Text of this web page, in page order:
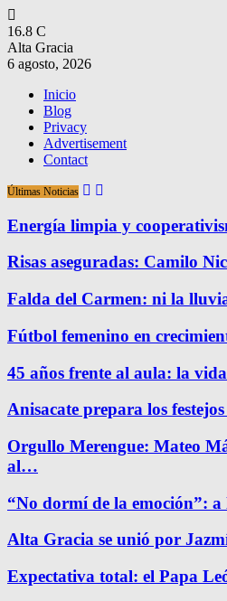
16.8 C
Alta Gracia
6 agosto, 2026
Inicio
Blog
Privacy
Advertisement
Contact
Últimas Noticias
Energía limpia y
Risas aseguradas: Camilo
Falda del Carmen: ni la
Fútbol femenino en
45 años frente al aula: la
Anisacate prepara los
Orgullo Merengue: Mateo
al…
“No dormí de la emoción”:
Alta Gracia se unió por
Expectativa total: el Papa